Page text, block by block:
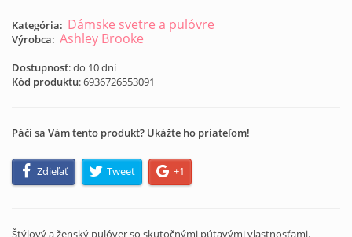
Kategória: Dámske svetre a pulóvre
Výrobca: Ashley Brooke
Dostupnosť: do 10 dní
Kód produktu:6936726553091
Páči sa Vám tento produkt? Ukážte ho priateľom!
Zdieľať Tweet +1
Štýlový a ženský pulóver so skutočnými pútavými vlastnosťami.